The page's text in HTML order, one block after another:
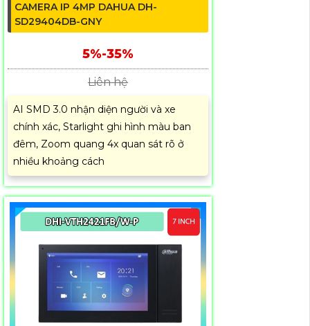
CAMERA IP 4MP DAHUA DH-
SD29404DB-GNY
5%-35%
Liên hệ
AI SMD 3.0 nhận diện người và xe
chính xác, Starlight ghi hình màu ban
đêm, Zoom quang 4x quan sát rõ ở
nhiều khoảng cách